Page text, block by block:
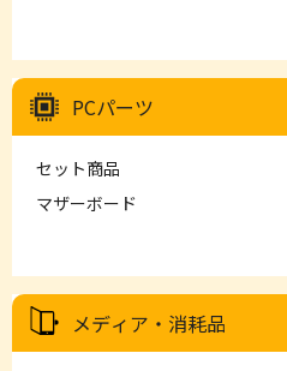
PCパーツ
セット商品
マザーボード
メディア・消耗品